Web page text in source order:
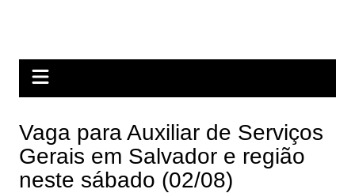
Vaga para Auxiliar de Serviços
Gerais em Salvador e região
neste sábado (02/08)